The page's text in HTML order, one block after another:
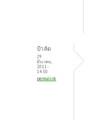
ป้าลัด
29
มีนาคม,
2011 -
14:30
permalink